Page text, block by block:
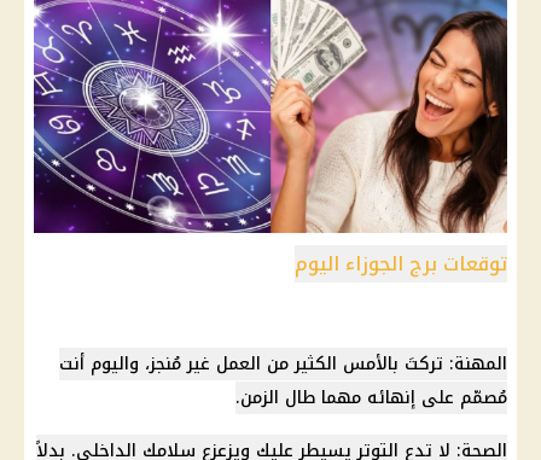
توقعات برج الجوزاء اليوم
المهنة: تركتَ بالأمس الكثير من العمل غير مُنجز، واليوم أنت
مُصمّم على إنهائه مهما طال الزمن.
الصحة: لا تدع التوتر يسيطر عليك ويزعزع سلامك الداخلي. بدلاً